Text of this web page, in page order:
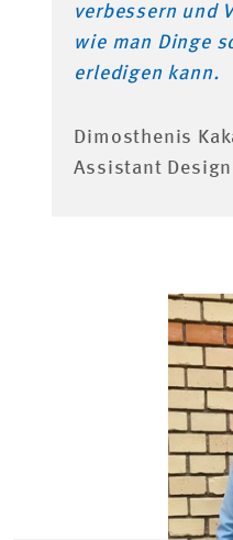
verbessern und
wie man Dinge
erledigen kann.
Dimosthenis
Assistant